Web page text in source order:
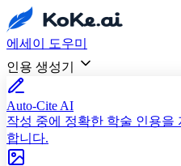
에세이 도우미
인용 생성기
Auto-Cite AI
작성 중에 정확한 학술 인용을
합니다.